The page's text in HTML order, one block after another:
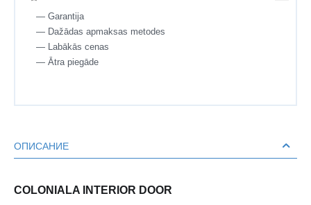
— Garantija
— Dažādas apmaksas metodes
— Labākās cenas
— Ātra piegāde
ОПИСАНИЕ
COLONIALA INTERIOR DOOR